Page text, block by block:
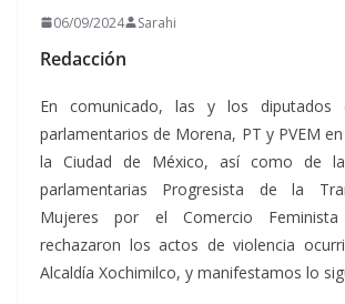
06/09/2024 Sarahi
Redacción
En comunicado, las y los diputados
parlamentarios de Morena, PT y PVEM
la Ciudad de México, así como de
parlamentarias Progresista de la
Mujeres por el Comercio
rechazaron los actos de violencia
Alcaldía Xochimilco, y manifestamos lo